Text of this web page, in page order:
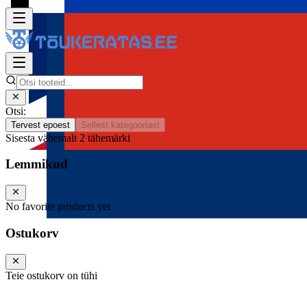
Otsi:
Tervest epoest Sellest kategooriast
Sisesta vähemalt 2 tähemärki
Lemmikud
No favorite products yet
Ostukorv
Teie ostukorv on tühi